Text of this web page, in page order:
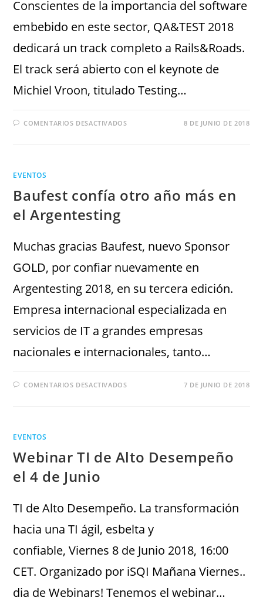
Conscientes de la importancia del software
embebido en este sector, QA&TEST 2018
dedicará un track completo a Rails&Roads.
El track será abierto con el keynote de
Michiel Vroon, titulado Testing…
COMENTARIOS DESACTIVADOS 8 DE JUNIO DE 2018
EVENTOS
Baufest confía otro año más en
el Argentesting
Muchas gracias Baufest, nuevo Sponsor
GOLD, por confiar nuevamente en
Argentesting 2018, en su tercera edición.
Empresa internacional especializada en
servicios de IT a grandes empresas
nacionales e internacionales, tanto…
COMENTARIOS DESACTIVADOS 7 DE JUNIO DE 2018
EVENTOS
Webinar TI de Alto Desempeño
el 4 de Junio
TI de Alto Desempeño. La transformación
hacia una TI ágil, esbelta y
confiable, Viernes 8 de Junio 2018, 16:00
CET. Organizado por iSQI Mañana Viernes..
dia de Webinars! Tenemos el webinar…